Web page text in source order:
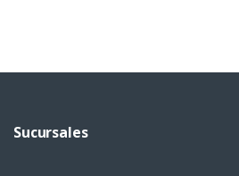
Sucursales